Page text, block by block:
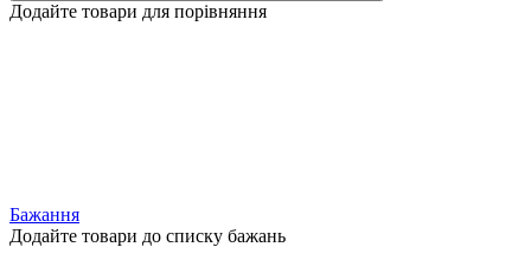
Додайте товари для порівняння
Бажання
Додайте товари до списку бажань